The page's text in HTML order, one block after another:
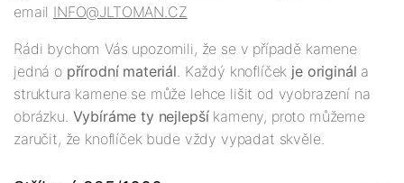
email INFO@JLTOMAN.CZ
Rádi bychom Vás upozornili, že se v případě kamene
jedná o přírodní materiál. Každý knoflíček je originál a
struktura kamene se může lehce lišit od vyobrazení na
obrázku. Vybíráme ty nejlepšíkameny, proto můžeme
zaručit, že knoflíček bude vždy vypadat skvěle.